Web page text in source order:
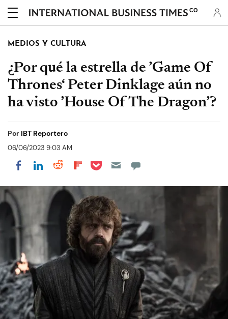
CO
MEDIOS Y CULTURA
¿Por qué la estrella de ’Game Of
Thrones‘ Peter Dinklage aún no
ha visto ’House Of The Dragon’?
Por IBT Reportero
06/06/2023 9:03 AM
Share on Facebook
Share on LinkedIn
Share on Reddit
Share on Flipboard
Share on Pocket